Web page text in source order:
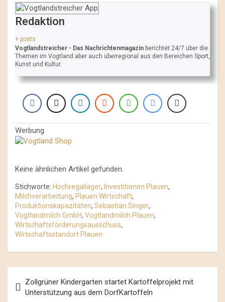
Redaktion
+ posts
Vogtlandstreicher - Das Nachrichtenmagazin berichtet 24/7 über die
Themen im Vogtland aber auch überregional aus den Bereichen Sport,
Kunst und Kultur.
Werbung
Keine ähnlichen Artikel gefunden.
Stichworte: Hochregallager, Investitionen Plauen,
Milchverarbeitung, Plauen Wirtschaft,
Produktionskapazitäten, Sebastian Singer,
Vogtlandmilch GmbH, Vogtlandmilch Plauen,
Wirtschaftsförderungsausschuss,
Wirtschaftsstandort Plauen
Navigation
Zollgrüner Kindergarten startet Kartoffelprojekt mit
Unterstützung aus dem DorfKartoffeln